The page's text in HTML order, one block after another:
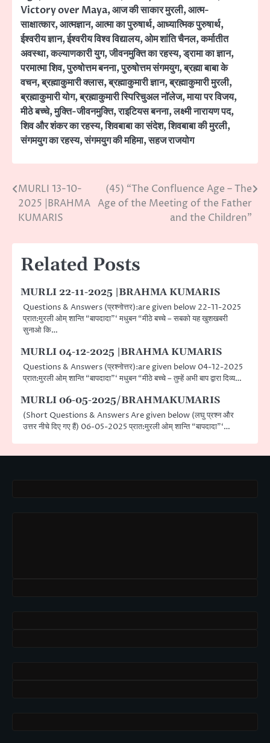
Victory over Maya,आज की साकार मुरली,आत्म-
साक्षात्कार,आत्मज्ञान,आत्मा का पुरुषार्थ,आध्यात्मिक पुरुषार्थ,
ईश्वरीय ज्ञान,ईश्वरीय विश्व विद्यालय,ओम शांति चैनल,कर्मातीत
अवस्था,कल्याणकारी युग,जीवनमुक्ति का रहस्य,ड्रामा का ज्ञान,
परमात्मा शिव,पुरुषोत्तम बनना,पुरुषोत्तम संगमयुग,ब्रह्मा बाबा के
वचन,ब्रह्माकुमारी क्लास,ब्रह्माकुमारी ज्ञान,ब्रह्माकुमारी मुरली,
ब्रह्माकुमारी योग,ब्रह्माकुमारी स्पिरिचुअल नॉलेज,माया पर विजय,
मीठे बच्चे,मुक्ति-जीवनमुक्ति,राइटियस बनना,लक्ष्मी नारायण पद,
शिव और शंकर का रहस्य,शिवबाबा का संदेश,शिवबाबा की मुरली,
संगमयुग का रहस्य,संगमयुग की महिमा,सहज राजयोग
Post
navigation
MURLI 13-10-
2025 |BRAHMA
KUMARIS
(45) “The Confluence Age – The
Age of the Meeting of the Father
and the Children”
Related Posts
MURLI 22-11-2025 |BRAHMA KUMARIS
Questions & Answers (प्रश्नोत्तर):are given below 22-11-2025
प्रात:मुरली ओम् शान्ति “बापदादा”‘ मधुबन “मीठे बच्चे – सबको यह खुशखबरी
सुनाओ कि…
MURLI 04-12-2025 |BRAHMA KUMARIS
Questions & Answers (प्रश्नोत्तर):are given below 04-12-2025
प्रात:मुरली ओम् शान्ति “बापदादा”‘ मधुबन “मीठे बच्चे – तुम्हें अभी बाप द्वारा दिव्य…
MURLI 06-05-2025/BRAHMAKUMARIS
(Short Questions & Answers Are given below (लघु प्रश्न और
उत्तर नीचे दिए गए हैं) 06-05-2025 प्रात:मुरली ओम् शान्ति “बापदादा”‘…